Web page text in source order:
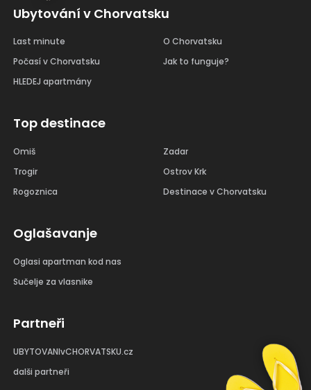
Ubytování v Chorvatsku
Last minute
Počasí v Chorvatsku
HLEDEJ apartmány
O Chorvatsku
Jak to funguje?
Top destinace
Omiš
Trogir
Rogoznica
Zadar
Ostrov Krk
Destinace v Chorvatsku
Oglašavanje
Oglasi apartman kod nas
Sučelje za vlasnike
Partneři
UBYTOVANIvCHORVATSKU.cz
dalši partneři